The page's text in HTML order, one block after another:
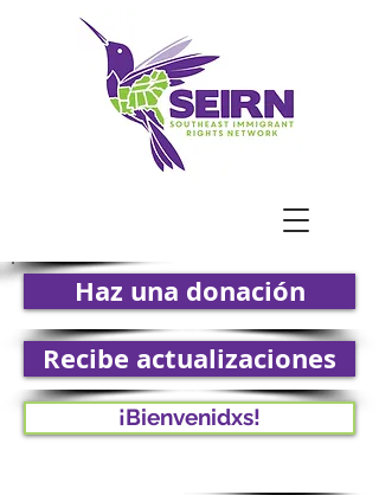
Haz una donación
Recibe actualizaciones
¡Bienvenidxs!